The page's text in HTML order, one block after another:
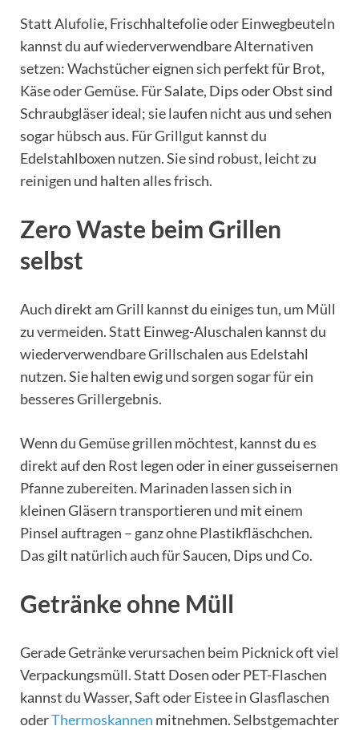
Statt Alufolie, Frischhaltefolie oder Einwegbeuteln
kannst du auf wiederverwendbare Alternativen
setzen: Wachstücher eignen sich perfekt für Brot,
Käse oder Gemüse. Für Salate, Dips oder Obst sind
Schraubgläser ideal; sie laufen nicht aus und sehen
sogar hübsch aus. Für Grillgut kannst du
Edelstahlboxen nutzen. Sie sind robust, leicht zu
reinigen und halten alles frisch.
Zero Waste beim Grillen
selbst
Auch direkt am Grill kannst du einiges tun, um Müll
zu vermeiden. Statt Einweg-Aluschalen kannst du
wiederverwendbare Grillschalen aus Edelstahl
nutzen. Sie halten ewig und sorgen sogar für ein
besseres Grillergebnis.
Wenn du Gemüse grillen möchtest, kannst du es
direkt auf den Rost legen oder in einer gusseisernen
Pfanne zubereiten. Marinaden lassen sich in
kleinen Gläsern transportieren und mit einem
Pinsel auftragen – ganz ohne Plastikfläschchen.
Das gilt natürlich auch für Saucen, Dips und Co.
Getränke ohne Müll
Gerade Getränke verursachen beim Picknick oft viel
Verpackungsmüll. Statt Dosen oder PET-Flaschen
kannst du Wasser, Saft oder Eistee in Glasflaschen
oderThermoskannen mitnehmen. Selbstgemachter